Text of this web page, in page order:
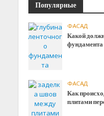
Популярные
ФАСАД
Какой
фундамента
ФАСАД
Как
плитами